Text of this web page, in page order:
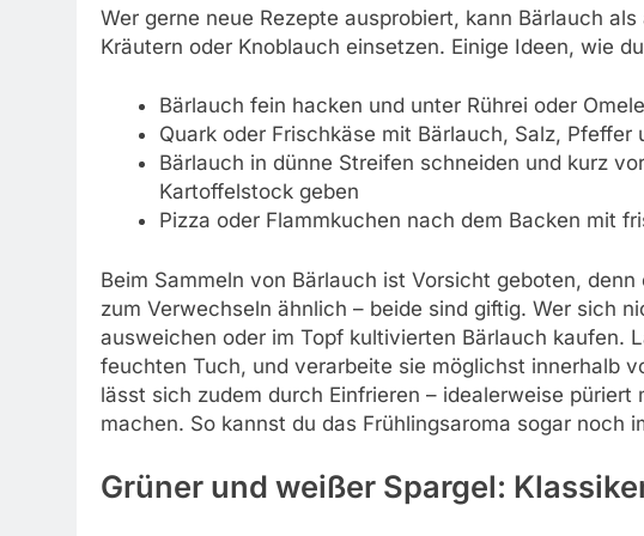
Wer gerne neue Rezepte ausprobiert, kann Bärlauch
Kräutern oder Knoblauch einsetzen. Einige Ideen, wie
Bärlauch fein hacken und unter Rührei oder
Quark oder Frischkäse mit Bärlauch, Salz,
Bärlauch in dünne Streifen schneiden und kurz
Kartoffelstock geben
Pizza oder Flammkuchen nach dem Backen mit
Beim Sammeln von Bärlauch ist Vorsicht geboten,
zum Verwechseln ähnlich – beide sind giftig. Wer sich
ausweichen oder im Topf kultivierten Bärlauch kaufen.
feuchten Tuch, und verarbeite sie möglichst innerhalb
lässt sich zudem durch Einfrieren – idealerweise
machen. So kannst du das Frühlingsaroma sogar noch
Grüner und weißer Spargel: